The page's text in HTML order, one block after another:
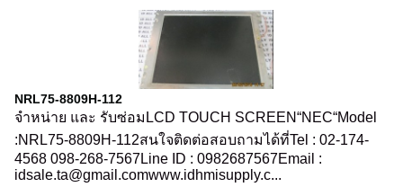
NRL75-8809H-112
จำหน่าย และ รับซ่อมLCD TOUCH SCREEN“NEC“Model
:NRL75-8809H-112สนใจติดต่อสอบถามได้ที่Tel : 02-174-
4568 098-268-7567Line ID : 0982687567Email :
idsale.ta@gmail.comwww.idhmisupply.c...